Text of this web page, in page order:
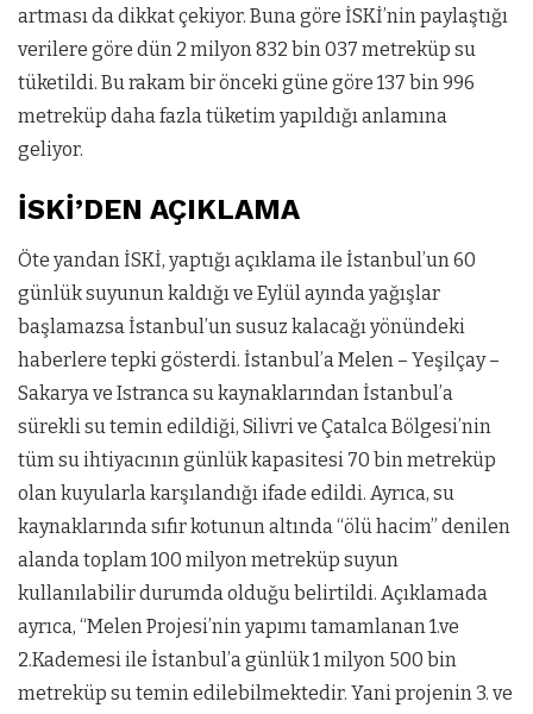
artması da dikkat çekiyor. Buna göre İSKİ’nin paylaştığı
verilere göre dün 2 milyon 832 bin 037 metreküp su
tüketildi. Bu rakam bir önceki güne göre 137 bin 996
metreküp daha fazla tüketim yapıldığı anlamına
geliyor.
İSKİ’DEN AÇIKLAMA
Öte yandan İSKİ, yaptığı açıklama ile İstanbul’un 60
günlük suyunun kaldığı ve Eylül ayında yağışlar
başlamazsa İstanbul’un susuz kalacağı yönündeki
haberlere tepki gösterdi. İstanbul’a Melen – Yeşilçay –
Sakarya ve Istranca su kaynaklarından İstanbul’a
sürekli su temin edildiği, Silivri ve Çatalca Bölgesi’nin
tüm su ihtiyacının günlük kapasitesi 70 bin metreküp
olan kuyularla karşılandığı ifade edildi. Ayrıca, su
kaynaklarında sıfır kotunun altında “ölü hacim” denilen
alanda toplam 100 milyon metreküp suyun
kullanılabilir durumda olduğu belirtildi. Açıklamada
ayrıca, “Melen Projesi’nin yapımı tamamlanan 1.ve
2.Kademesi ile İstanbul’a günlük 1 milyon 500 bin
metreküp su temin edilebilmektedir. Yani projenin 3. ve